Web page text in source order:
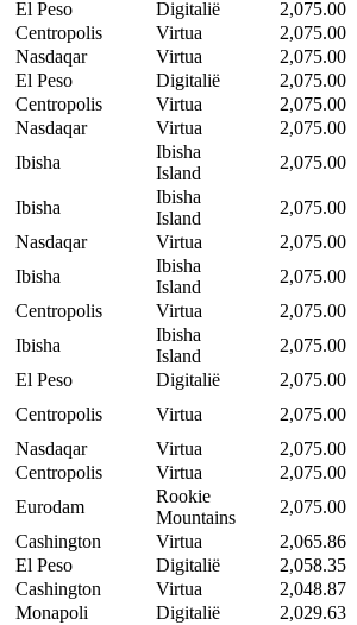
El Peso Digitalië
2,075.00
Centropolis Virtua
2,075.00
Nasdaqar Virtua
2,075.00
El Peso Digitalië
2,075.00
Centropolis Virtua
2,075.00
Nasdaqar Virtua
2,075.00
Ibisha
Ibisha
Island
2,075.00
Ibisha
Ibisha
Island
2,075.00
Nasdaqar Virtua
2,075.00
Ibisha
Ibisha
Island
2,075.00
Centropolis Virtua
2,075.00
Ibisha
Ibisha
Island
2,075.00
El Peso Digitalië
2,075.00
Centropolis Virtua
2,075.00
Nasdaqar Virtua
2,075.00
Centropolis Virtua
2,075.00
Eurodam
Rookie
Mountains
2,075.00
Cashington Virtua
2,065.86
El Peso Digitalië
2,058.35
Cashington Virtua
2,048.87
Monapoli Digitalië
2,029.63